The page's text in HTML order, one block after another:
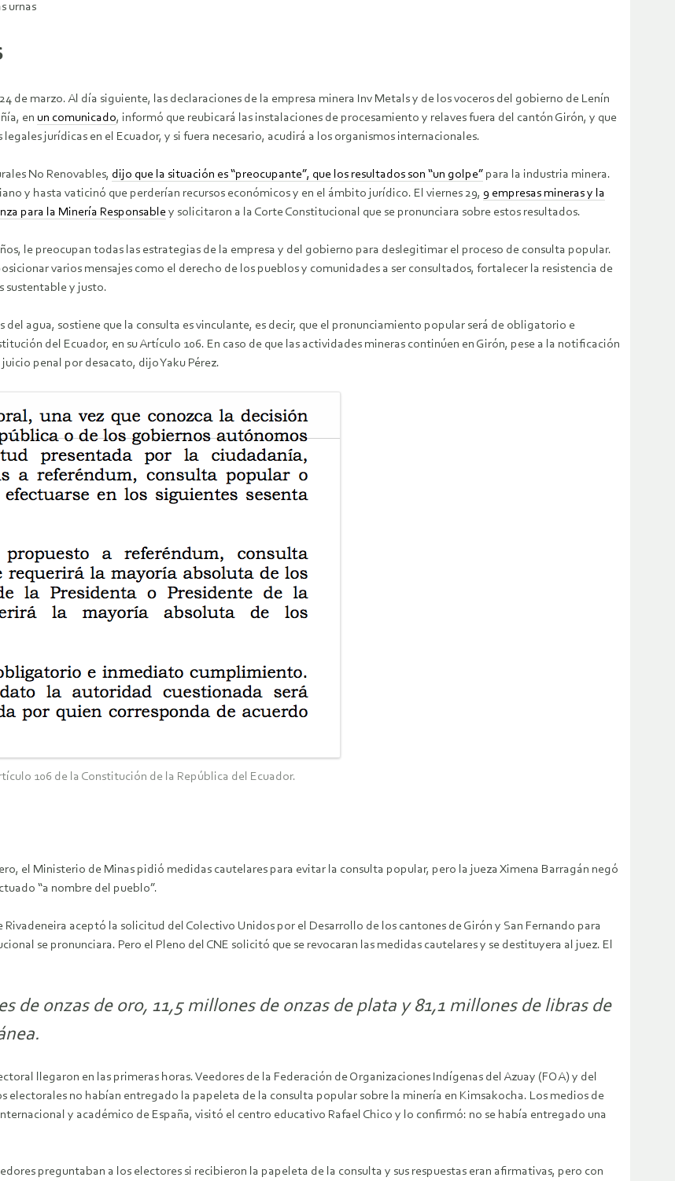
urnas
de marzo. Al día siguiente, las declaraciones de la empresa minera Inv Metals y de los voceros del gobierno de Lenín
en un comunicado, informó que reubicará las instalaciones de procesamiento y relaves fuera del cantón Girón, y que
jurídicas en el Ecuador, y si fuera necesario, acudirá a los organismos internacionales.
No Renovables, dijo que la situación es “preocupante”, que los resultados son “un golpe” para la industria minera.
y hasta vaticinó que perderían recursos económicos y en el ámbito jurídico. El viernes 29, 9 empresas mineras y la
para la Minería Responsabley solicitaron a la Corte Constitucional que se pronunciara sobre estos resultados.
le preocupan todas las estrategias de la empresa y del gobierno para deslegitimar el proceso de consulta popular.
varios mensajes como el derecho de los pueblos y comunidades a ser consultados, fortalecer la resistencia de
sustentable y justo.
agua, sostiene que la consulta es vinculante, es decir, que el pronunciamiento popular será de obligatorio e
del Ecuador, en su Artículo 106. En caso de que las actividades mineras continúen en Girón, pese a la notificación
penal por desacato, dijo Yaku Pérez.
106 de la Constitución de la República del Ecuador.
el Ministerio de Minas pidió medidas cautelares para evitar la consulta popular, pero la jueza Ximena Barragán negó
“a nombre del pueblo”.
aceptó la solicitud del Colectivo Unidos por el Desarrollo de los cantones de Girón y San Fernando para
se pronunciara. Pero el Pleno del CNE solicitó que se revocaran las medidas cautelares y se destituyera al juez. El
de onzas de oro, 11,5 millones de onzas de plata y 81,1 millones de libras de
llegaron en las primeras horas. Veedores de la Federación de Organizaciones Indígenas del Azuay (FOA) y del
electorales no habían entregado la papeleta de la consulta popular sobre la minería en Kimsakocha. Los medios de
y académico de España, visitó el centro educativo Rafael Chico y lo confirmó: no se había entregado una
preguntaban a los electores si recibieron la papeleta de la consulta y sus respuestas eran afirmativas, pero con